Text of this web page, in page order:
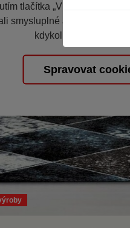
tlačítka „V pořádku“
smysluplné a užitečné
kdykoli změnit na
Spravovat